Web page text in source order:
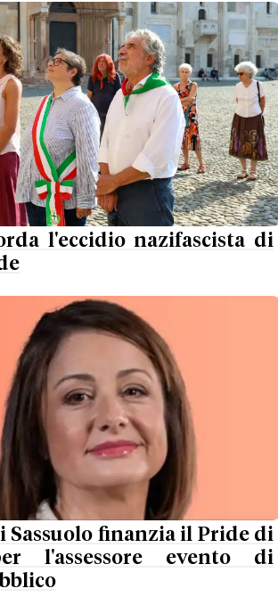
l'eccidio nazifascista di
Sassuolo finanzia il Pride di
l'assessore evento di